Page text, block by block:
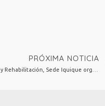
PRÓXIMA NOTICIA